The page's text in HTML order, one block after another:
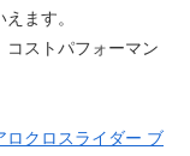
ます。
コストパフォーマン
ロクロスライダー ブ